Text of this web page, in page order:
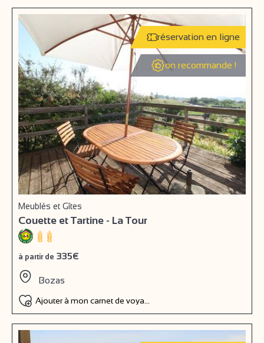
réservation en ligne
on recommande !
Meublés et Gîtes
Couette et Tartine - La Tour
à partir de 335€
Bozas
Ajouter à mon carnet de voyage